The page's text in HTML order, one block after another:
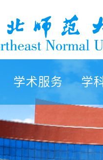
学术服务 学